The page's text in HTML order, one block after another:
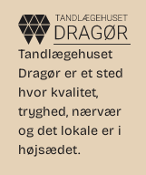
Tandlægehuset
Dragør er et sted
hvor kvalitet,
tryghed, nærvær
og det lokale er i
højsædet.